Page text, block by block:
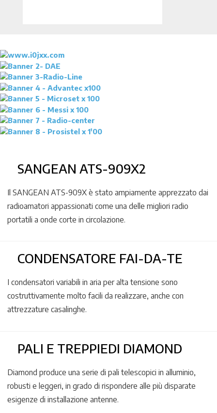
SANGEAN ATS-909X2
Il SANGEAN ATS-909X è stato ampiamente apprezzato dai
radioamatori appassionati come una delle migliori radio
portatili a onde corte in circolazione.
CONDENSATORE FAI-DA-TE
I condensatori variabili in aria per alta tensione sono
costruttivamente molto facili da realizzare, anche con
attrezzature casalinghe.
PALI E TREPPIEDI DIAMOND
Diamond produce una serie di pali telescopici in alluminio,
robusti e leggeri, in grado di rispondere alle più disparate
esigenze di installazione antenne.